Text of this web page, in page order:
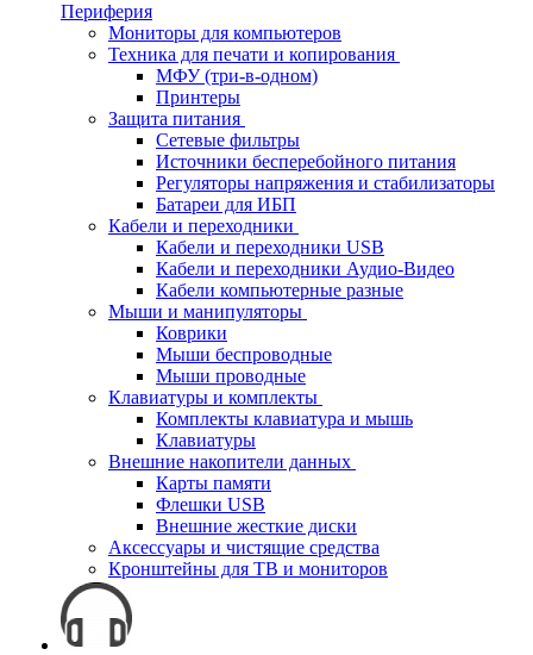
Периферия
Мониторы для компьютеров
Техника для печати и копирования
МФУ (три-в-одном)
Принтеры
Защита питания
Сетевые фильтры
Источники бесперебойного питания
Регуляторы напряжения и стабилизаторы
Батареи для ИБП
Кабели и переходники
Кабели и переходники USB
Кабели и переходники Аудио-Видео
Кабели компьютерные разные
Мыши и манипуляторы
Коврики
Мыши беспроводные
Мыши проводные
Клавиатуры и комплекты
Комплекты клавиатура и мышь
Клавиатуры
Внешние накопители данных
Карты памяти
Флешки USB
Внешние жесткие диски
Аксессуары и чистящие средства
Кронштейны для ТВ и мониторов